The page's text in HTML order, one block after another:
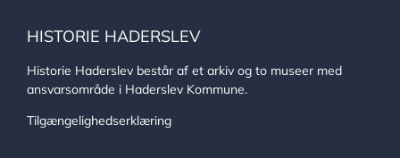
HISTORIE HADERSLEV
Historie Haderslev består af et arkiv og to museer med
ansvarsområde i Haderslev Kommune.
Tilgængelighedserklæring